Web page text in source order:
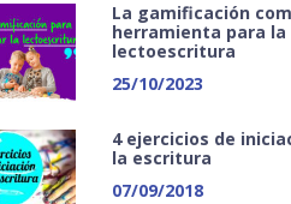
La gamificación
herramienta para la
lectoescritura
25/10/2023
4 ejercicios de
la escritura
07/09/2018